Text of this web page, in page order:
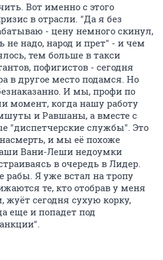
Вот именно с этого
в отрасли. "Да я без
- цену немного скинул,
не надо, народ и прет" - и чем
тем больше в такси
пофигистов - сегодня
в другое место подамся. Но
И мы, профи по
момент, когда нашу работу
и Равшаны, а вместе с
"диспетчерские службы". Это
и мы её похоже
Вани-Леши недоумки
в очередь в Лидер.
Я уже встал на тропу
те, кто отобрав у меня
жуёт сегодня сухую корку,
еще и попадет под